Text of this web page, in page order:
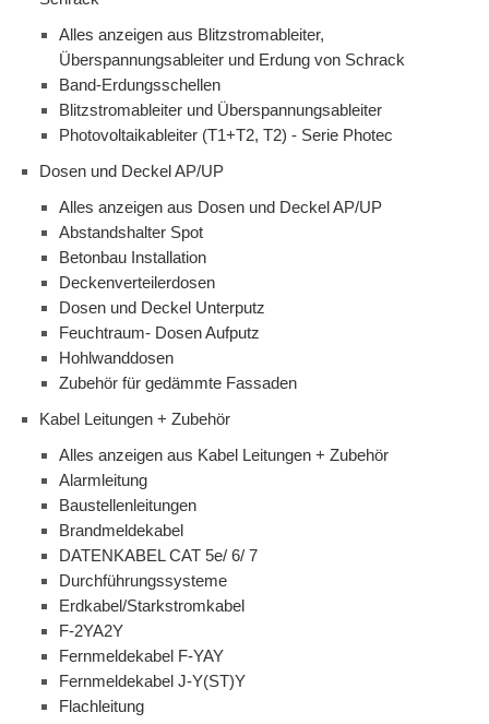
Alles anzeigen aus Blitzstromableiter,
Überspannungsableiter und Erdung von Schrack
Band-Erdungsschellen
Blitzstromableiter und Überspannungsableiter
Photovoltaikableiter (T1+T2, T2) - Serie Photec
Dosen und Deckel AP/UP
Alles anzeigen aus Dosen und Deckel AP/UP
Abstandshalter Spot
Betonbau Installation
Deckenverteilerdosen
Dosen und Deckel Unterputz
Feuchtraum- Dosen Aufputz
Hohlwanddosen
Zubehör für gedämmte Fassaden
Kabel Leitungen + Zubehör
Alles anzeigen aus Kabel Leitungen + Zubehör
Alarmleitung
Baustellenleitungen
Brandmeldekabel
DATENKABEL CAT 5e/ 6/ 7
Durchführungssysteme
Erdkabel/Starkstromkabel
F-2YA2Y
Fernmeldekabel F-YAY
Fernmeldekabel J-Y(ST)Y
Flachleitung